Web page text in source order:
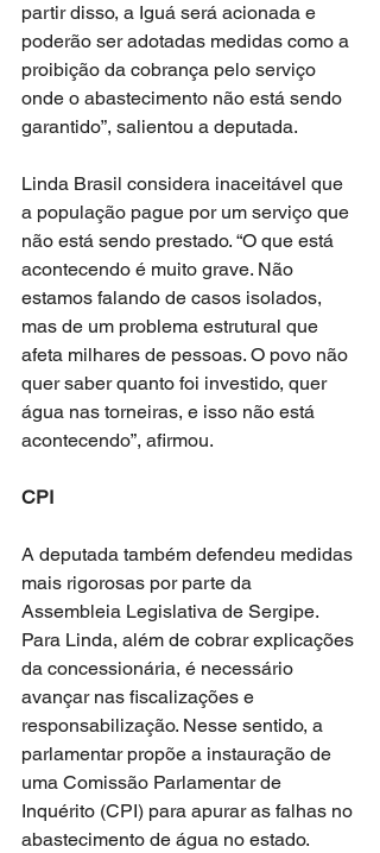
partir disso, a Iguá será acionada e
poderão ser adotadas medidas como a
proibição da cobrança pelo serviço
onde o abastecimento não está sendo
garantido”, salientou a deputada.
Linda Brasil considera inaceitável que
a população pague por um serviço que
não está sendo prestado. “O que está
acontecendo é muito grave. Não
estamos falando de casos isolados,
mas de um problema estrutural que
afeta milhares de pessoas. O povo não
quer saber quanto foi investido, quer
água nas torneiras, e isso não está
acontecendo”, afirmou.
CPI
A deputada também defendeu medidas
mais rigorosas por parte da
Assembleia Legislativa de Sergipe.
Para Linda, além de cobrar explicações
da concessionária, é necessário
avançar nas fiscalizações e
responsabilização. Nesse sentido, a
parlamentar propõe a instauração de
uma Comissão Parlamentar de
Inquérito (CPI) para apurar as falhas no
abastecimento de água no estado.